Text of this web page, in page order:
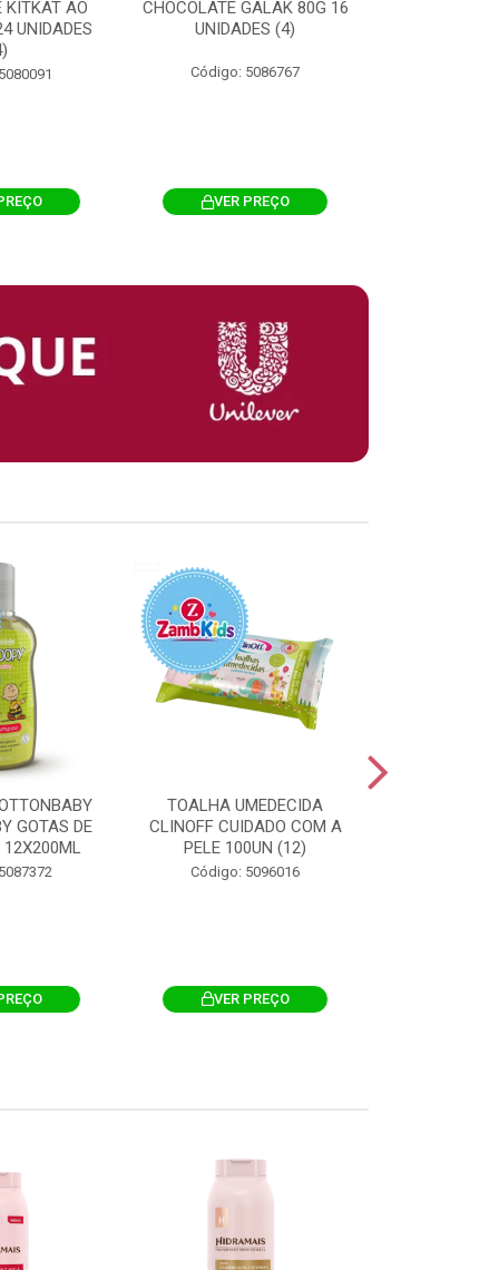
KITKAT AO
UNIDADES
CHOCOLATE GALAK 80G 16
UNIDADES (4)
Código: 5086767
VER PREÇO
GOTAS DE
TOALHA UMEDECIDA
CLINOFF CUIDADO COM A
PELE 100UN (12)
Código: 5096016
VER PREÇO